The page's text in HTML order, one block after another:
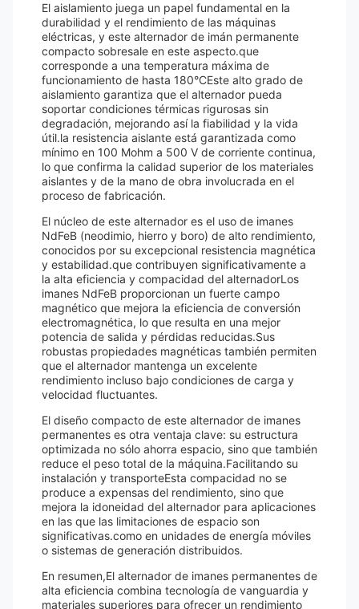
El aislamiento juega un papel fundamental en la
durabilidad y el rendimiento de las máquinas
eléctricas, y este alternador de imán permanente
compacto sobresale en este aspecto.que
corresponde a una temperatura máxima de
funcionamiento de hasta 180°CEste alto grado de
aislamiento garantiza que el alternador pueda
soportar condiciones térmicas rigurosas sin
degradación, mejorando así la fiabilidad y la vida
útil.la resistencia aislante está garantizada como
mínimo en 100 Mohm a 500 V de corriente continua,
lo que confirma la calidad superior de los materiales
aislantes y de la mano de obra involucrada en el
proceso de fabricación.
El núcleo de este alternador es el uso de imanes
NdFeB (neodimio, hierro y boro) de alto rendimiento,
conocidos por su excepcional resistencia magnética
y estabilidad.que contribuyen significativamente a
la alta eficiencia y compacidad del alternadorLos
imanes NdFeB proporcionan un fuerte campo
magnético que mejora la eficiencia de conversión
electromagnética, lo que resulta en una mejor
potencia de salida y pérdidas reducidas.Sus
robustas propiedades magnéticas también permiten
que el alternador mantenga un excelente
rendimiento incluso bajo condiciones de carga y
velocidad fluctuantes.
El diseño compacto de este alternador de imanes
permanentes es otra ventaja clave: su estructura
optimizada no sólo ahorra espacio, sino que también
reduce el peso total de la máquina.Facilitando su
instalación y transporteEsta compacidad no se
produce a expensas del rendimiento, sino que
mejora la idoneidad del alternador para aplicaciones
en las que las limitaciones de espacio son
significativas.como en unidades de energía móviles
o sistemas de generación distribuidos.
En resumen,El alternador de imanes permanentes de
alta eficiencia combina tecnología de vanguardia y
materiales superiores para ofrecer un rendimiento